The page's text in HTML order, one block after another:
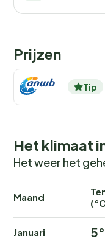
Prijzen
Tip
Het klimaat
Het weer het
Maand
Januari 5°